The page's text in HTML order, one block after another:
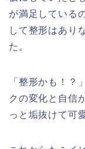
が満足している
して整形はあり
た。
「整形かも！？
クの変化と自信
っと垢抜けて可